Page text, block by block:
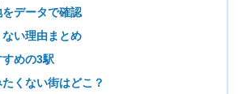
データで確認
い理由まとめ
めの3駅
くない街はどこ？